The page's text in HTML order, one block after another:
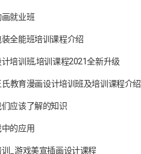
就业班
全能班培训课程介绍
培训班,培训课程2021全新升级
氏教育漫画设计培训班及培训课程介绍
应该了解的知识
的应用
_游戏美宣插画设计课程